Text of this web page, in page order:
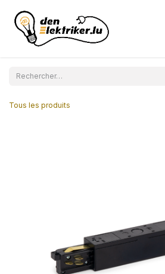
Tous les produits